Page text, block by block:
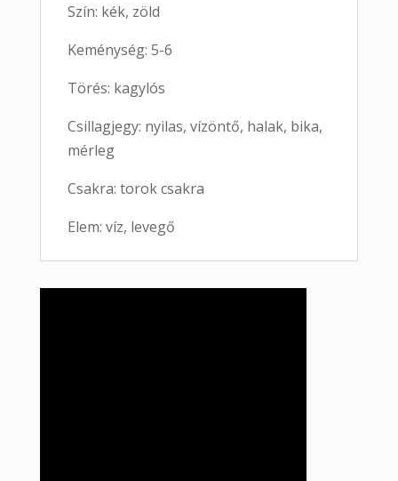
Szín: kék, zöld
Keménység: 5-6
Törés: kagylós
Csillagjegy: nyilas, vízöntő, halak, bika,
mérleg
Csakra: torok csakra
Elem: víz, levegő